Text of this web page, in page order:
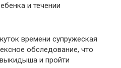
и течении
времени супружеская
обследование, что
и пройти